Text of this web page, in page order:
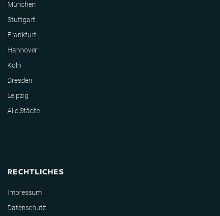
München
Stuttgart
Frankfurt
Hannover
Köln
Dresden
Leipzig
Alle Städte
RECHTLICHES
Impressum
Datenschutz